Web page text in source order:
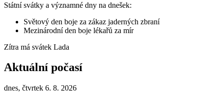
Státní svátky a významné dny na dnešek:
Světový den boje za zákaz jaderných zbraní
Mezinárodní den boje lékařů za mír
Zítra má svátek Lada
Aktuální počasí
dnes, čtvrtek 6. 8. 2026